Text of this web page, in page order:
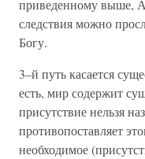
приведенному выше,
следствия можно
Богу.
3–й путь касается
есть, мир содержит
присутствие нельзя
противопоставляет
необходимое